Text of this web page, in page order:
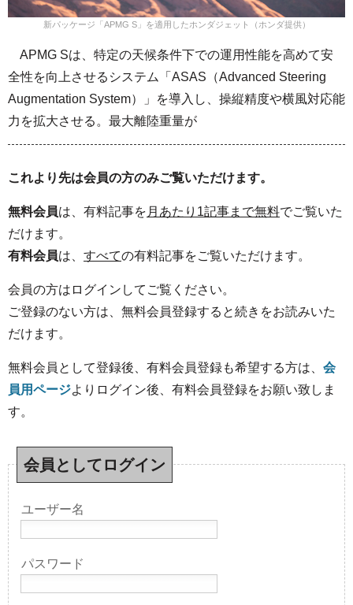
新パッケージ「APMG S」を適用したホンダジェット（ホンダ提供）
APMG Sは、特定の天候条件下での運用性能を高めて安
全性を向上させるシステム「ASAS（Advanced Steering
Augmentation System）」を導入し、操縦精度や横風対応能
力を拡大させる。最大離陸重量が
これより先は会員の方のみご覧いただけます。
無料会員は、有料記事を 月あたり1記事まで無料でご覧いた
だけます。
有料会員は、 すべての有料記事をご覧いただけます。
会員の方はログインしてご覧ください。
ご登録のない方は、無料会員登録すると続きをお読みいた
だけます。
無料会員として登録後、有料会員登録も希望する方は、 会
員用ページよりログイン後、有料会員登録をお願い致しま
す。
会員としてログイン
ユーザー名
パスワード